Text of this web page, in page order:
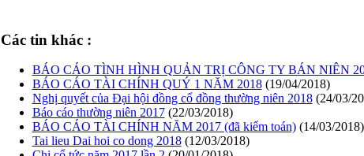
Các tin khác :
BÁO CÁO TÌNH HÌNH QUẢN TRỊ CÔNG TY BÁN NIÊN
BÁO CÁO TÀI CHÍNH QUÝ 1 NĂM 2018 (19/04/2018)
Nghị quyết của Đại hội đồng cổ đồng thường niên 2018 (24/03/
Báo cáo thường niên 2017 (22/03/2018)
BÁO CÁO TÀI CHÍNH NĂM 2017 (đã kiểm toán) (14/03/2018)
Tai lieu Dai hoi co dong 2018 (12/03/2018)